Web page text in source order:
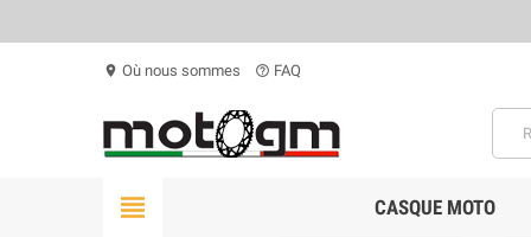
location_on Où nous sommes help_outline FAQ
view_headline CASQUE MOTO